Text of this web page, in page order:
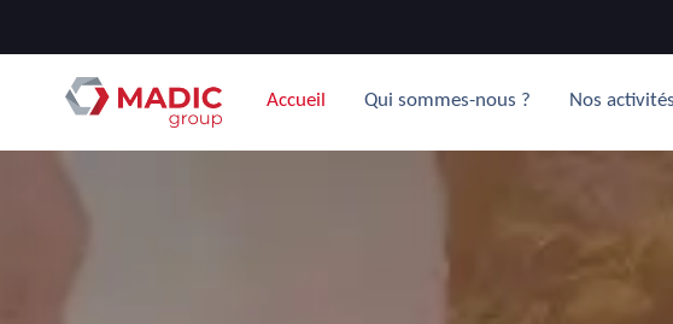
Accueil Qui sommes-nous ? Nos activités